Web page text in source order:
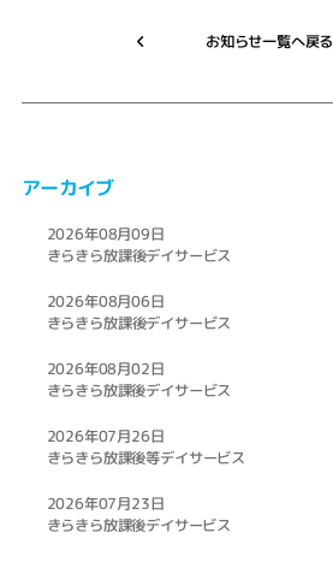
お知らせ一覧へ戻る
アーカイブ
2026年08月09日
きらきら放課後デイサービス
2026年08月06日
きらきら放課後デイサービス
2026年08月02日
きらきら放課後デイサービス
2026年07月26日
きらきら放課後等デイサービス
2026年07月23日
きらきら放課後デイサービス